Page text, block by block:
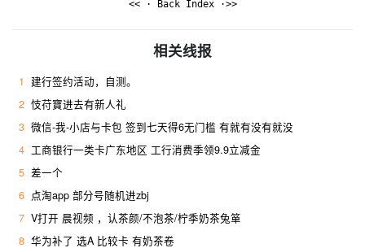
<< · Back Index ·>>
相关线报
1 建行签约活动，自测。
2 忮苻寶进去有新人礼
3 微信-我-小店与卡包 签到七天得6无门槛 有就有没有就没
4 工商银行一类卡广东地区 工行消费季领9.9立减金
5 差一个
6 点淘app 部分号随机进zbj
7 V打开 晨视频 ，认茶颜/不泡茶/柠季奶茶兔箪
8 华为补了 选A 比较卡 有奶茶卷